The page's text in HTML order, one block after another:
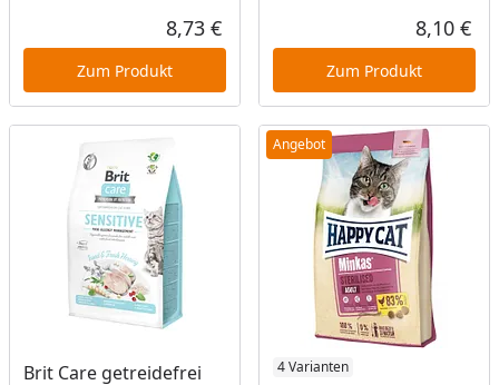
Aktueller Preis
8,73 €
Zum Produkt
8,10 €
Zum Produkt
Brit Care getreidefrei
Produkt am Lager
Angebot
4 Varianten
Produkt am Lager